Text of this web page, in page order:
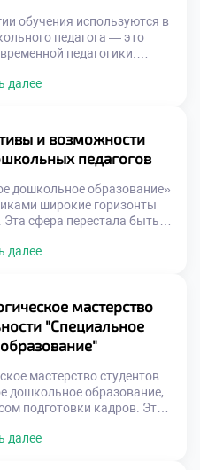
обучения используются в
педагога — это
педагогики.
осваивают профессию
компетенций студентов.
реальной работой с детьми.
[…]
далее
и возможности
педагогов
дошкольное образование»
широкие горизонты
сфера перестала быть
на квалифицированных
фундаментом для
выбирают профессию
Успех зависит от […]
далее
мастерство
"Специальное
мастерство студентов
дошкольное образование,
подготовки кадров. Этот
синтез знаний и личной
далее